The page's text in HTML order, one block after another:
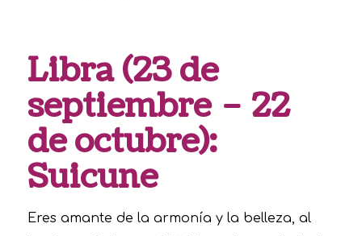
Libra (23 de
septiembre – 22
de octubre):
Suicune
Eres amante de la armonía y la belleza, al